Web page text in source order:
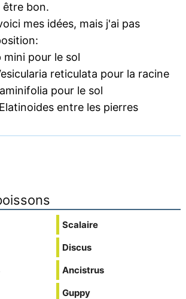
bon.
mes idées, mais j'ai pas
mini pour le sol
reticulata pour la racine
pour le sol
entre les pierres
Scalaire
Discus
Ancistrus
Guppy